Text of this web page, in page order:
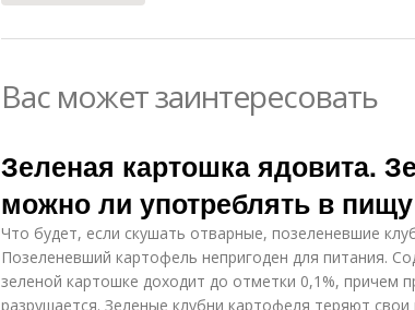
Вас может заинтересовать
Зеленая картошка ядовита.
можно ли употреблять в пищу
Что будет, если скушать отварные, позеленевшие
Позеленевший картофель непригоден для питания.
зеленой картошке доходит до отметки 0,1%, причем
разрушается. Зеленые клубни картофеля теряют